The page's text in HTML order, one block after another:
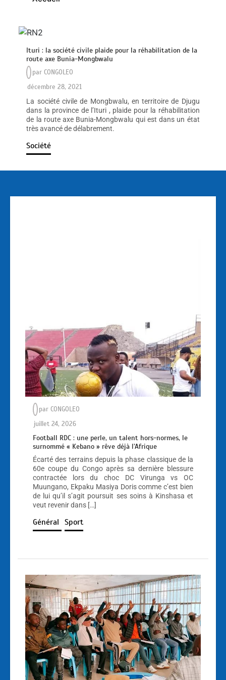
Ituri : la société civile plaide pour la réhabilitation de la
route axe Bunia-Mongbwalu
parCONGOLEO
décembre 28, 2021
La société civile de Mongbwalu, en territoire de Djugu
dans la province de l’Ituri , plaide pour la réhabilitation
de la route axe Bunia-Mongbwalu qui est dans un état
très avancé de délabrement.
Société
par CONGOLEO
juillet 24, 2026
Football RDC : une perle, un talent hors-normes, le
surnommé « Kebano » rêve déjà l’Afrique
Écarté des terrains depuis la phase classique de la
60e coupe du Congo après sa dernière blessure
contractée lors du choc DC Virunga vs OC
Muungano, Ekpaku Masiya Doris comme c’est bien
de lui qu’il s’agit poursuit ses soins à Kinshasa et
veut revenir dans […]
Général Sport